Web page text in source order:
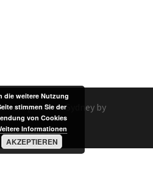
|Theme:Sydney by
die weitere Nutzung
stimmen Sie der
von Cookies
Informationen
AKZEPTIEREN